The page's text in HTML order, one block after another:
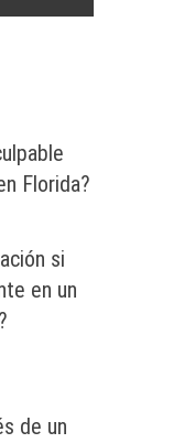
Florida?
si
en un
de un